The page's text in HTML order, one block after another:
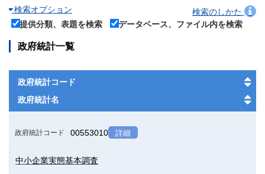
検索オプション
検索のしかた
提供分類、表題を検索
データベース、ファイル内を検索
政府統計一覧
政府統計コード
政府統計名
政府統計コード 00553010 詳細
中小企業実態基本調査